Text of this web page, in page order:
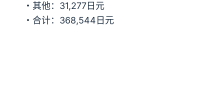
・其他：31,277日元
・合计：368,544日元